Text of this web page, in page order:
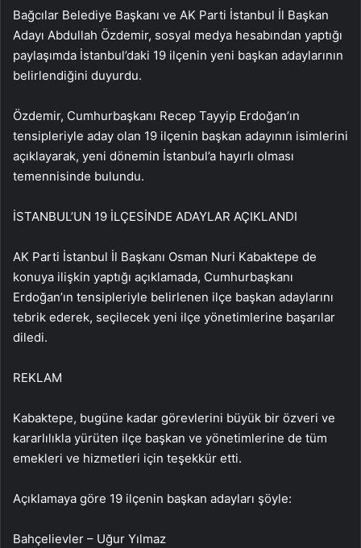
Bağcılar Belediye Başkanı ve AK Parti İstanbul İl Başkan
Adayı Abdullah Özdemir, sosyal medya hesabından yaptığı
paylaşımda İstanbul’daki 19 ilçenin yeni başkan adaylarının
belirlendiğini duyurdu.
Özdemir, Cumhurbaşkanı Recep Tayyip Erdoğan’ın
tensipleriyle aday olan 19 ilçenin başkan adayının isimlerini
açıklayarak, yeni dönemin İstanbul’a hayırlı olması
temennisinde bulundu.
İSTANBUL’UN 19 İLÇESİNDE ADAYLAR AÇIKLANDI
AK Parti İstanbul İl Başkanı Osman Nuri Kabaktepe de
konuya ilişkin yaptığı açıklamada, Cumhurbaşkanı
Erdoğan’ın tensipleriyle belirlenen ilçe başkan adaylarını
tebrik ederek, seçilecek yeni ilçe yönetimlerine başarılar
diledi.
REKLAM
Kabaktepe, bugüne kadar görevlerini büyük bir özveri ve
kararlılıkla yürüten ilçe başkan ve yönetimlerine de tüm
emekleri ve hizmetleri için teşekkür etti.
Açıklamaya göre 19 ilçenin başkan adayları şöyle:
Bahçelievler – Uğur Yılmaz